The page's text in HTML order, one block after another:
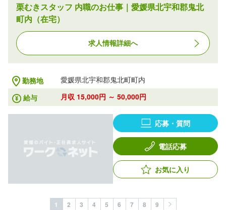
栗むきスタッフ 内職のお仕事｜愛媛県北宇和郡鬼北
町内（在宅）
求人情報詳細へ
勤務地
愛媛県北宇和郡鬼北町町内
給与
月収 15,000円 ～ 50,000円
応募・質問
電話応募
お気に入り
1 2 3 4 5 6 7 8 9